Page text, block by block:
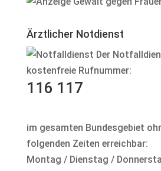
Ärztlicher Notdienst
Der
kostenfreie Rufnummer:
116 117
im gesamten Bundesgebiet
folgenden Zeiten erreichbar:
Montag / Dienstag /